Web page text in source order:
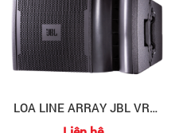
LOA LINE ARRAY JBL VRX-932LA-1